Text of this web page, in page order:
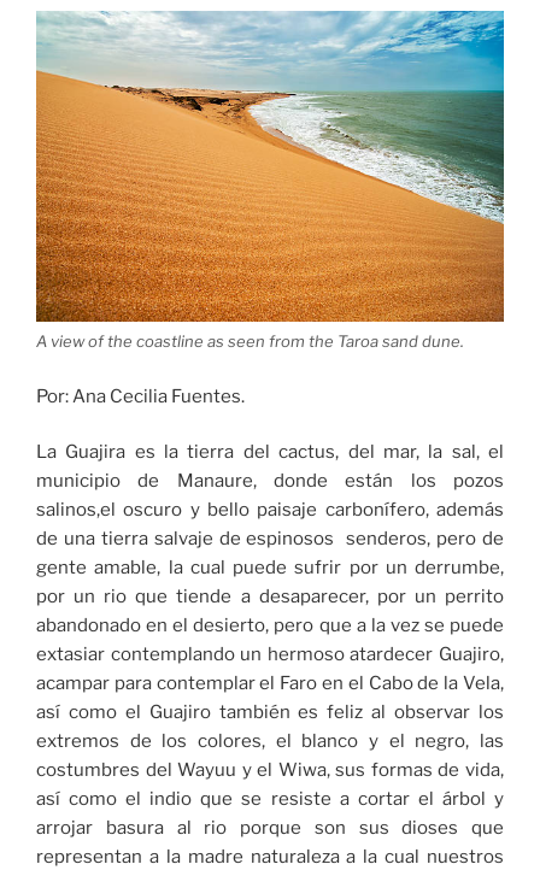
de
alimentación
transporte»
A view of the coastline as seen from the Taroa sand dune.
Por: Ana Cecilia Fuentes.
La Guajira es la tierra del cactus, del mar, la sal, el
municipio de Manaure, donde están los pozos
salinos,el oscuro y bello paisaje carbonífero, además
de una tierra salvaje de espinosos senderos, pero de
gente amable, la cual puede sufrir por un derrumbe,
por un rio que tiende a desaparecer, por un perrito
abandonado en el desierto, pero que a la vez se puede
extasiar contemplando un hermoso atardecer Guajiro,
acampar para contemplar el Faro en el Cabo de la Vela,
así como el Guajiro también es feliz al observar los
extremos de los colores, el blanco y el negro, las
costumbres del Wayuu y el Wiwa, sus formas de vida,
así como el indio que se resiste a cortar el árbol y
arrojar basura al rio porque son sus dioses que
representan a la madre naturaleza a la cual nuestros